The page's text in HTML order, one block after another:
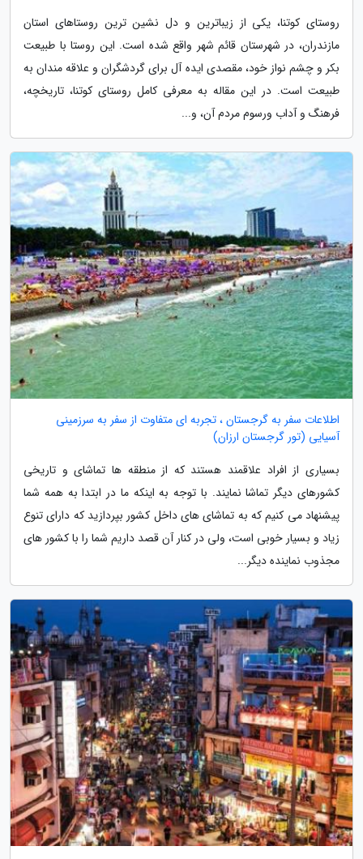
روستای کوتنا، یکی از زیباترین و دل نشین ترین روستاهای استان
مازندران، در شهرستان قائم شهر واقع شده است. این روستا با طبیعت
بکر و چشم نواز خود، مقصدی ایده آل برای گردشگران و علاقه مندان به
طبیعت است. در این مقاله به معرفی کامل روستای کوتنا، تاریخچه،
فرهنگ و آداب ورسوم مردم آن، و...
اطلاعات سفر به گرجستان ، تجربه ای متفاوت از سفر به سرزمینی
آسیایی (تور گرجستان ارزان)
بسیاری از افراد علاقمند هستند که از منطقه ها تماشای و تاریخی
کشورهای دیگر تماشا نمایند. با توجه به اینکه ما در ابتدا به همه شما
پیشنهاد می کنیم که به تماشای های داخل کشور بپردازید که دارای تنوع
زیاد و بسیار خوبی است، ولی در کنار آن قصد داریم شما را با کشور های
مجذوب نماینده دیگر...